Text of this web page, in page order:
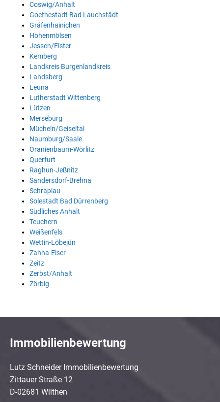
Coswig/Anhalt
Goethestadt Bad Lauchstädt
Gräfenhainichen
Hohenmölsen
Jessen/Elster
Kemberg
Landkreis Burgenlandkreis
Landsberg
Leuna
Lutherstadt Wittenberg
Lützen
Merseburg
Mücheln/Geiseltal
Naumburg/Saale
Oranienbaum-Wörlitz
Querfurt
Raghun-Jeßnitz
Sandersdorf-Brehna
Schraplau
Solestadt Bad Dürrenberg
Südliches Anhalt
Teuchern
Weißenfels
Wettin-Löbejün
Zahna-Elser
Zeitz
Zerbst/Anhalt
Zörbig
Immobilienbewertung
Lutz Schneider Immobilienbewertung
Zittauer Straße 12
D-02681 Wilthen